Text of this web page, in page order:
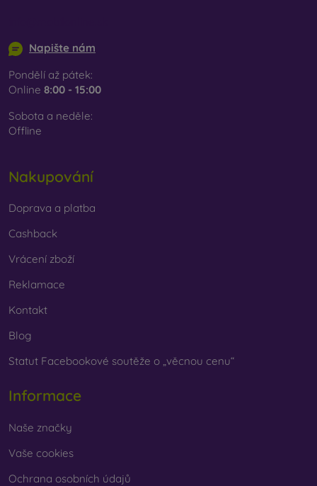
Napište nám
Pondělí až pátek:
Online 8:00 - 15:00
Sobota a neděle:
Offline
Nakupování
Doprava a platba
Cashback
Vrácení zboží
Reklamace
Kontakt
Blog
Statut Facebookové soutěže o „věcnou cenu“
Informace
Naše značky
Vaše cookies
Ochrana osobních údajů